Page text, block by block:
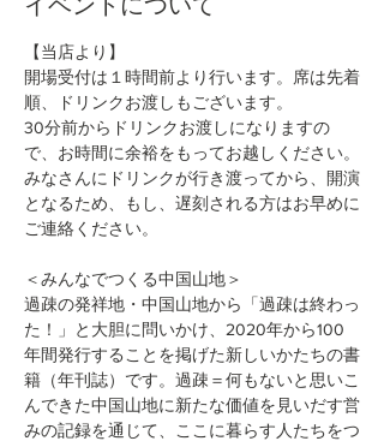
【当店より】
開場受付は１時間前より行います。席は先着
順、ドリンクお渡しもございます。
30分前からドリンクお渡しになりますの
で、お時間に余裕をもってお越しください。
みなさんにドリンクが行き渡ってから、開演
となるため、もし、遅刻される方はお早めに
ご連絡ください。
＜みんなでつくる中国山地＞
過疎の発祥地・中国山地から「過疎は終わっ
た！」と大胆に問いかけ、2020年から100
年間発行することを掲げた新しいかたちの書
籍（年刊誌）です。過疎＝何もないと思いこ
んできた中国山地に新たな価値を見いだす営
みの記録を通じて、ここに暮らす人たちをつ